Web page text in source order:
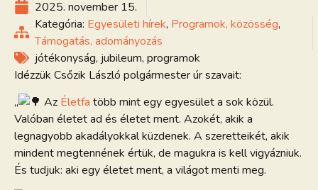
2025. november 15.
Kategória: Egyesületi hírek, Programok, közösség,
Támogatás, adományozás
jótékonyság, jubileum, programok
Idézzük Csőzik László polgármester úr szavait:
„
Az Életfa több mint egy egyesület a sok közül.
Valóban életet ad és életet ment. Azokét, akik a
legnagyobb akadályokkal küzdenek. A szeretteikét, akik
mindent megtennének értük, de magukra is kell vigyázniuk.
És tudjuk: aki egy életet ment, a világot menti meg.